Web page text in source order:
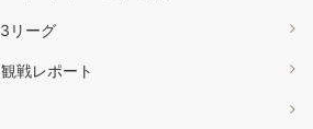
リーグ
戦レポート